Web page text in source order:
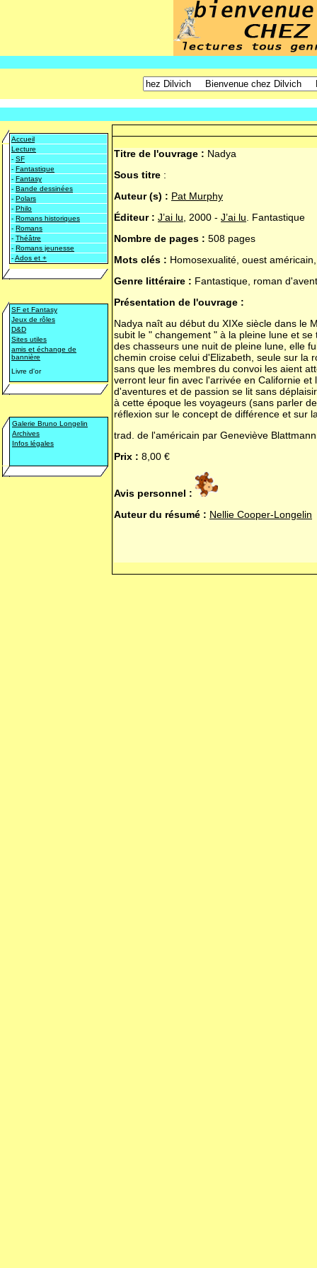
Accueil
Lecture
- SF
- Fantastique
- Fantasy
- Bande dessinées
- Polars
- Philo
- Romans historiques
- Romans
- Théâtre
- Romans jeunesse
-Ados et +
SF et Fantasy
Jeux de rôles
D&D
Sites utiles
amis et échange de
bannière
Livre d'or
Galerie Bruno Longelin
Archives
Infos légales
Titre de l'ouvrage : Nadya
Sous titre :
Auteur (s) : Pat Murphy
Éditeur : J’ai lu , 2000 - J’ai lu . Fantastique
Nombre de pages : 508 pages
Mots clés : Homosexualité, ouest
Genre littéraire : Fantastique, roman
Présentation de l'ouvrage :
Nadya naît au début du XIXe siècle dans le
subit le " changement " à la pleine lune et
des chasseurs une nuit de pleine lune, elle
chemin croise celui d'Elizabeth, seule sur la
sans que les membres du convoi les aient
verront leur fin avec l'arrivée en Californie
d'aventures et de passion se lit sans
à cette époque les voyageurs (sans parler
réflexion sur le concept de différence et sur
trad. de l'américain par Geneviève
Prix : 8,00 €
Avis personnel :
Auteur du résumé : Nellie Cooper-Longelin